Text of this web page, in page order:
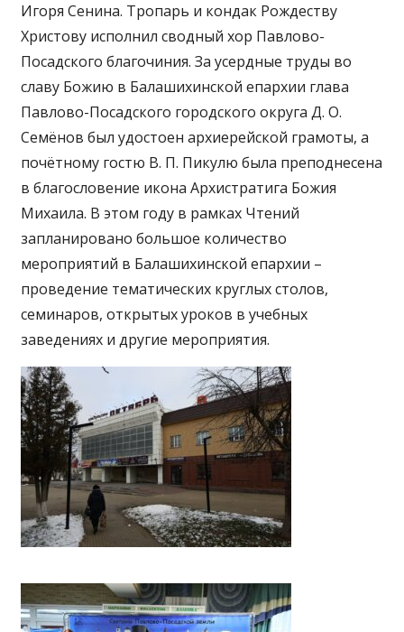
Игоря Сенина. Тропарь и кондак Рождеству
Христову исполнил сводный хор Павлово-
Посадского благочиния. За усердные труды во
славу Божию в Балашихинской епархии глава
Павлово-Посадского городского округа Д. О.
Семёнов был удостоен архиерейской грамоты, а
почётному гостю В. П. Пикулю была преподнесена
в благословение икона Архистратига Божия
Михаила. В этом году в рамках Чтений
запланировано большое количество
мероприятий в Балашихинской епархии –
проведение тематических круглых столов,
семинаров, открытых уроков в учебных
заведениях и другие мероприятия.